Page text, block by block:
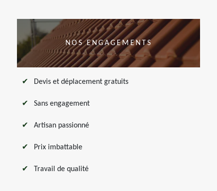
NOS ENGAGEMENTS
Devis et déplacement gratuits
Sans engagement
Artisan passionné
Prix imbattable
Travail de qualité